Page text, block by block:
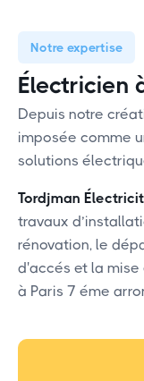
Notre expertise
Électricien
Depuis notre
imposée comme
solutions
Tordjman
travaux
rénovation, le
d'accés et la
à Paris 7 éme